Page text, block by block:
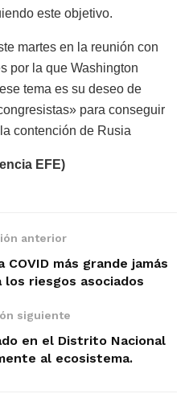
este objetivo.
martes en la reunión con
por la que Washington
tema es su deseo de
para conseguir
contención de Rusia
EFE)
anterior
más grande jamás
riesgos asociados
siguiente
en el Distrito Nacional
al ecosistema.